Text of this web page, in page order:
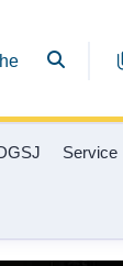
Service